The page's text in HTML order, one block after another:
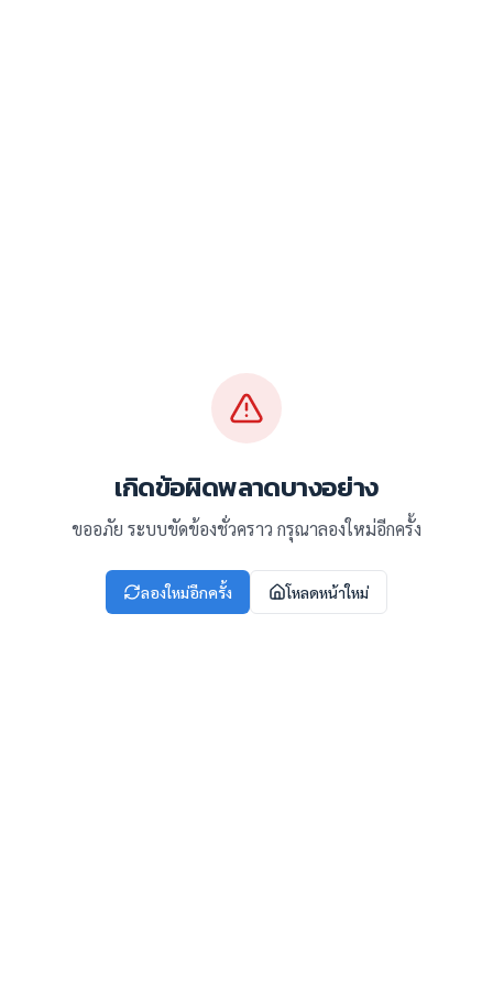
เกิดข้อผิดพลาดบางอย่าง
ขออภัย ระบบขัดข้องชั่วคราว กรุณาลองใหม่อีกครั้ง
ลองใหม่อีกครั้ง โหลดหน้าใหม่